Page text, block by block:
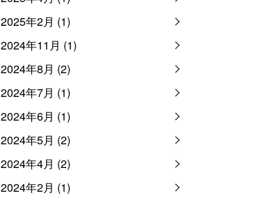
2025年2月 (1)
2024年11月 (1)
2024年8月 (2)
2024年7月 (1)
2024年6月 (1)
2024年5月 (2)
2024年4月 (2)
2024年2月 (1)